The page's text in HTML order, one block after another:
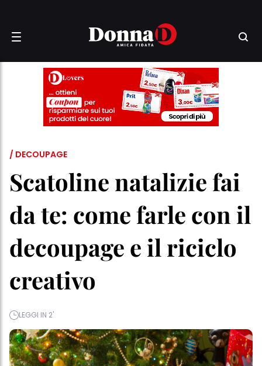
/ DECOUPAGE
Scatoline natalizie fai
da te: come farle con il
decoupage e il riciclo
creativo
LEGGI IN 2'